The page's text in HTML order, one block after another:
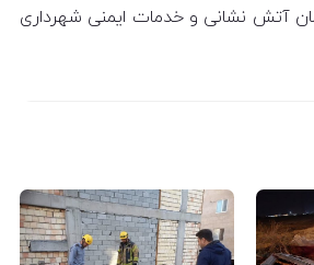
آتش نشانی و خدمات ایمنی شهرداری